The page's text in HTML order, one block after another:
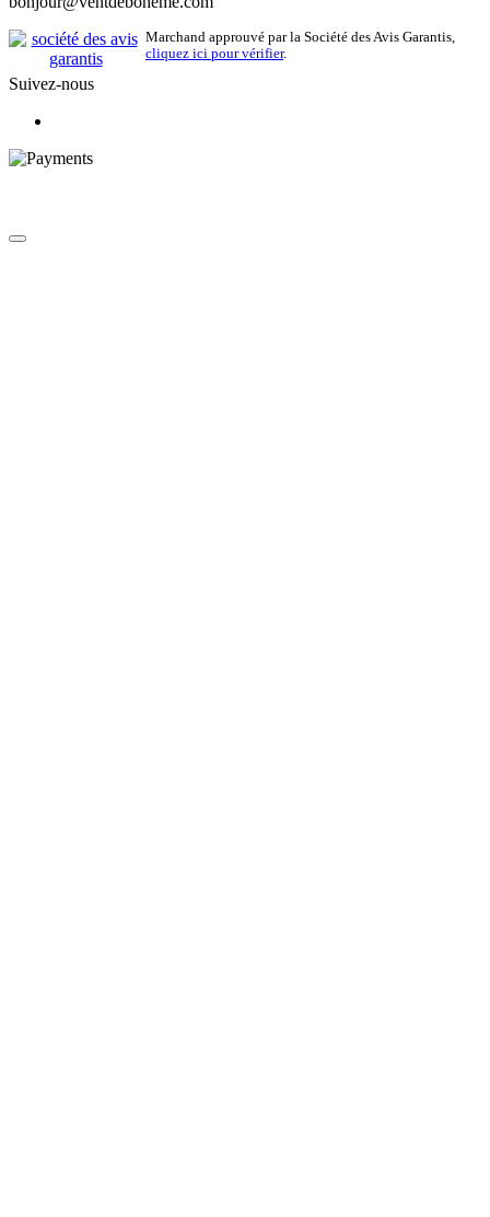
Marchand approuvé par la Société des Avis Garantis,
cliquez ici pour vérifier.
Suivez-nous